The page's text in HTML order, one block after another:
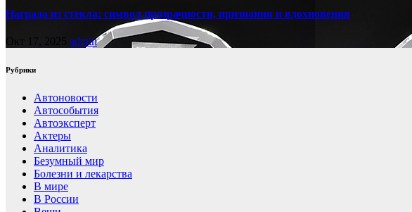
Награда из стекла: символ прозрачности, признания и вдохновения
Окт 17, 2025 admin
Рубрики
Автоновости
Автособытия
Автоэксперт
Актеры
Аналитика
Безумный мир
Болезни и лекарства
В мире
В России